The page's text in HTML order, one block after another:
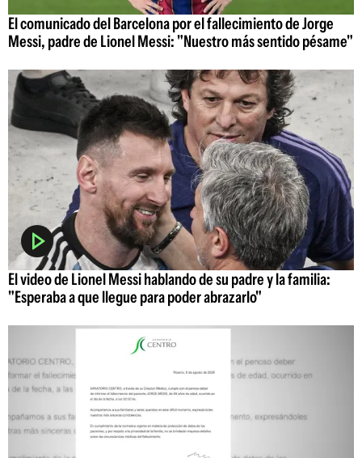
El comunicado del Barcelona por el fallecimiento de Jorge
Messi, padre de Lionel Messi: "Nuestro más sentido pésame"
El video de Lionel Messi hablando de su padre y la familia:
"Esperaba a que llegue para poder abrazarlo"